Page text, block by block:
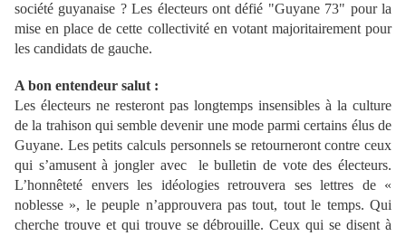
société guyanaise ? Les électeurs ont défié "Guyane 73" pour la
mise en place de cette collectivité en votant majoritairement pour
les candidats de gauche.
A bon entendeur salut :
Les électeurs ne resteront pas longtemps insensibles à la culture
de la trahison qui semble devenir une mode parmi certains élus de
Guyane. Les petits calculs personnels se retourneront contre ceux
qui s’amusent à jongler avec le bulletin de vote des électeurs.
L’honnêteté envers les idéologies retrouvera ses lettres de «
noblesse », le peuple n’approuvera pas tout, tout le temps. Qui
cherche trouve et qui trouve se débrouille. Ceux qui se disent à